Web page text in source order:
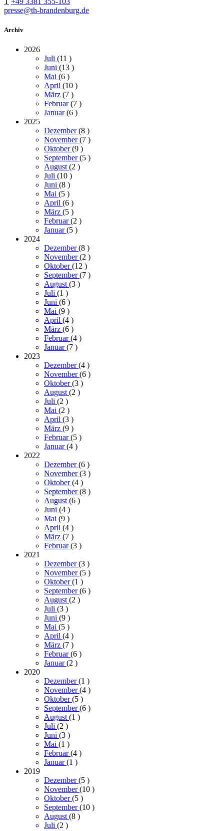
presse@th-brandenburg.de
Archiv
2026
Juli (11 )
Juni (13 )
Mai (6 )
April (10 )
März (7 )
Februar(7 )
Januar(6 )
2025
Dezember(8 )
November(7 )
Oktober(9 )
September(5 )
August(2 )
Juli (10 )
Juni (8 )
Mai (5 )
April (6 )
März (5 )
Februar(2 )
Januar(5 )
2024
Dezember(8 )
November(2 )
Oktober(12 )
September(7 )
August(3 )
Juli (1 )
Juni (6 )
Mai (9 )
April (4 )
März (6 )
Februar(4 )
Januar(7 )
2023
Dezember(4 )
November(6 )
Oktober(3 )
August(2 )
Juli (2 )
Mai (2 )
April (3 )
März (9 )
Februar(5 )
Januar(4 )
2022
Dezember(6 )
November(3 )
Oktober(4 )
September(8 )
August(6 )
Juni (4 )
Mai (9 )
April (4 )
März (7 )
Februar(3 )
2021
Dezember(3 )
November(5 )
Oktober(1 )
September(6 )
August(2 )
Juli (3 )
Juni (9 )
Mai (5 )
April (4 )
März (7 )
Februar(6 )
Januar(2 )
2020
Dezember(1 )
November(4 )
Oktober(5 )
September(6 )
August(1 )
Juli (2 )
Juni (3 )
Mai (1 )
Februar(4 )
Januar(1 )
2019
Dezember(5 )
November(10 )
Oktober(5 )
September(10 )
August(8 )
Juli (2 )